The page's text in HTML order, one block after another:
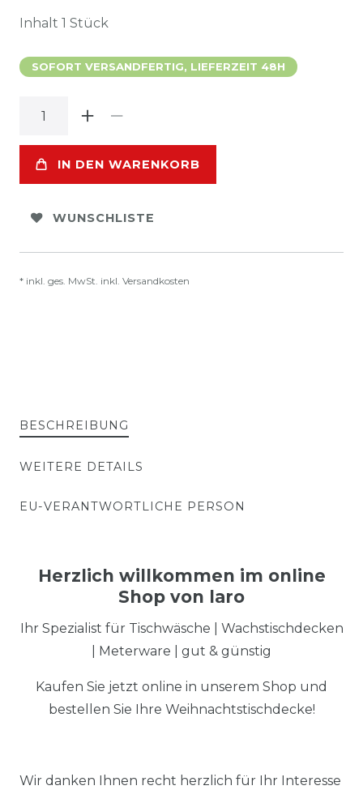
Inhalt 1 Stück
SOFORT VERSANDFERTIG, LIEFERZEIT 48H
IN DEN WARENKORB
WUNSCHLISTE
* inkl. ges. MwSt. inkl. Versandkosten
BESCHREIBUNG
WEITERE DETAILS
EU-VERANTWORTLICHE PERSON
Herzlich willkommen im online
Shop von laro
Ihr Spezialist für Tischwäsche | Wachstischdecken
| Meterware | gut & günstig
Kaufen Sie jetzt online in unserem Shop und
bestellen Sie Ihre Weihnachtstischdecke!
Wir danken Ihnen recht herzlich für Ihr Interesse